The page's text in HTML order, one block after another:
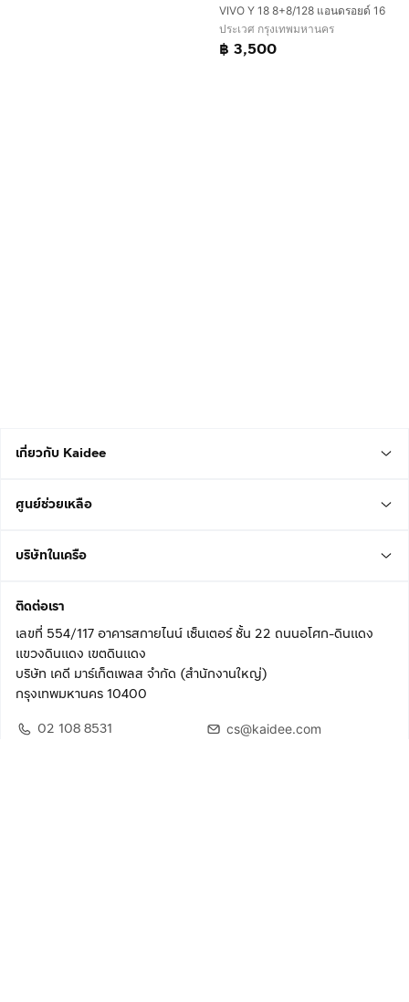
VIVO Y 18 8+8/128 แอนดรอยด์ 16
ประเวศ กรุงเทพมหานคร
฿ 3,500
เกี่ยวกับ Kaidee
ศูนย์ช่วยเหลือ
บริษัทในเครือ
ติดต่อเรา
เลขที่ 554/117 อาคารสกายไนน์ เซ็นเตอร์ ชั้น 22 ถนนอโศก-ดินแดง
แขวงดินแดง เขตดินแดง
บริษัท เคดี มาร์เก็ตเพลส จำกัด (สำนักงานใหญ่)
กรุงเทพมหานคร 10400
02 108 8531
cs@kaidee.com